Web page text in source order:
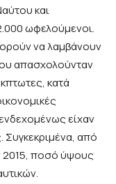
και
ωφελούμενοι.
να λαμβάνουν
απασχολούνταν
κατά
είχαν
Συγκεκριμένα, από
2015, ποσό ύψους